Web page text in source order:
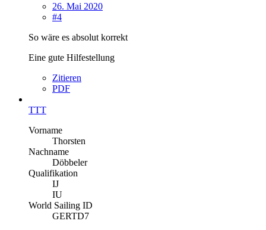
26. Mai 2020
#4
So wäre es absolut korrekt
Eine gute Hilfestellung
Zitieren
PDF
TTT
Vorname
Thorsten
Nachname
Döbbeler
Qualifikation
IJ
IU
World Sailing ID
GERTD7